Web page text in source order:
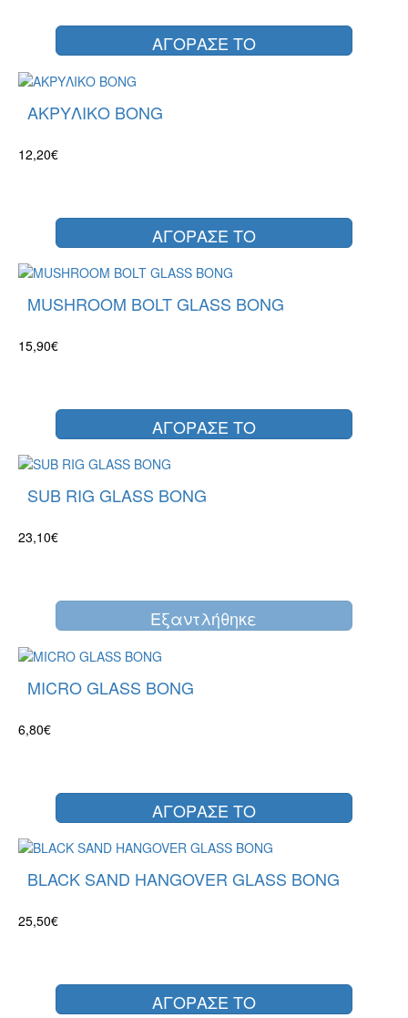
ΑΓΟΡΑΣΕ ΤΟ
ΑΚΡΥΛΙΚΟ BONG
12,20€
ΑΓΟΡΑΣΕ ΤΟ
MUSHROOM BOLT GLASS BONG
15,90€
ΑΓΟΡΑΣΕ ΤΟ
SUB RIG GLASS BONG
23,10€
Eξαντλήθηκε
MICRO GLASS BONG
6,80€
ΑΓΟΡΑΣΕ ΤΟ
BLACK SAND HANGOVER GLASS BONG
25,50€
ΑΓΟΡΑΣΕ ΤΟ